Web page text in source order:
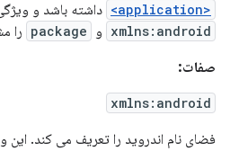
<application> داشته باشد و
xmlns:android و package را
صفات:
xmlns:android
فضای نام اندروید را تعریف می کند.